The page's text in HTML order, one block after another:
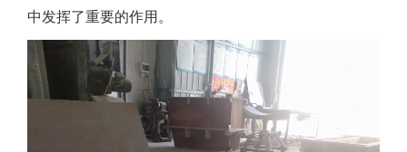
中发挥了重要的作用。